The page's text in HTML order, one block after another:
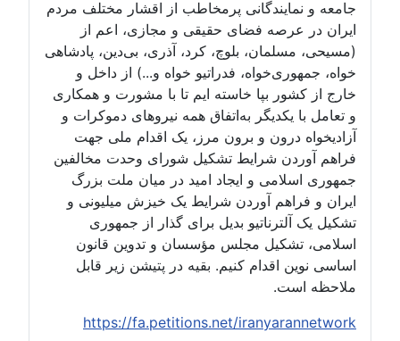
جامعه و نمایندگانی پرمخاطب از اقشار مختلف مردم
ایران در عرصه فضای حقیقی و مجازی، اعم از
(مسیحی، مسلمان، بلوچ، کرد، آذری، بی‌دین، پادشاهی
خواه، جمهوری‌خواه، فدراتیو خواه و...) از داخل و
خارج از کشور بپا خاسته ایم تا با مشورت و همکاری
و تعامل با یکدیگر به‌اتفاق همه نیروهای دموکرات و
آزادیخواه درون و برون مرز، یک اقدام ملی جهت
فراهم آوردن شرایط تشکیل شورای وحدت مخالفین
جمهوری اسلامی و ایجاد امید در میان ملت بزرگ
ایران و فراهم آوردن شرایط یک خیزش میلیونی و
تشکیل یک آلترناتیو بدیل برای گذار از جمهوری
اسلامی، تشکیل مجلس مؤسسان و تدوین قانون
اساسی نوین اقدام کنیم. بقیه در پتیشن زیر قابل
ملاحظه است.
https://fa.petitions.net/iranyarannetwork